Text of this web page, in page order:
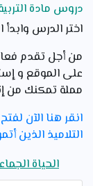
دروس مادة
اختر الدرس وابدأ
من أجل تقدم
على الموقع و
مملة تمكنك من
انقر هنا الآن
التلاميذ الذين
الحياة